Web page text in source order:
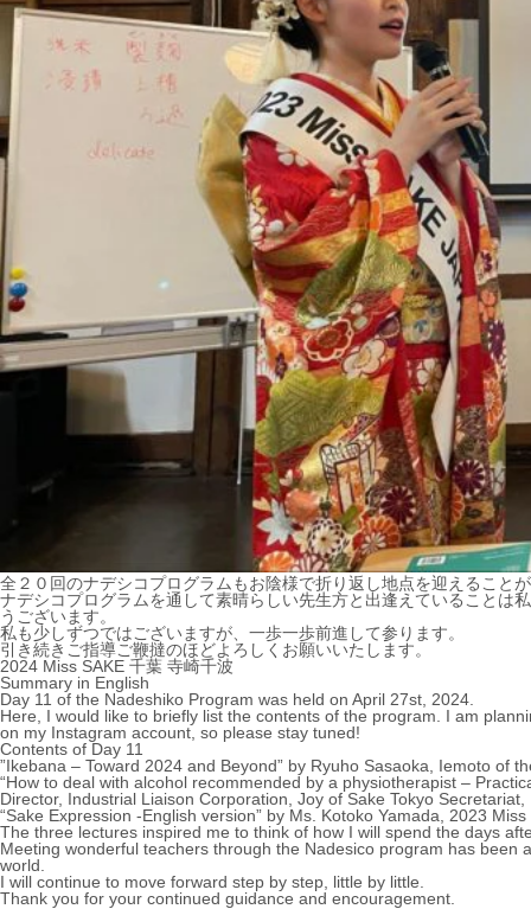
全２０回のナデシコプログラムもお陰様で折り返し地点を迎えること
ナデシコプログラムを通して素晴らしい先生方と出逢えていることは
うございます。
私も少しずつではございますが、一歩一歩前進して参ります。
引き続きご指導ご鞭撻のほどよろしくお願いいたします。
2024 Miss SAKE 千葉 寺崎千波
Summary in English
Day 11 of the Nadeshiko Program was held on April 27st, 2024.
Here, I would like to briefly list the contents of the program. I am
on my Instagram account , so please stay tuned!
Contents of Day 11
”Ikebana – Toward 2024 and Beyond” by Ryuho Sasaoka, Iemoto of
“How to deal with alcohol recommended by a physiotherapist –
Director, Industrial Liaison Corporation, Joy of Sake Tokyo Secretariat,
“Sake Expression -English version” by Ms. Kotoko Yamada, 2023 Miss
The three lectures inspired me to think of how I will spend the days
Meeting wonderful teachers through the Nadesico program has
world.
I will continue to move forward step by step, little by little.
Thank you for your continued guidance and encouragement.